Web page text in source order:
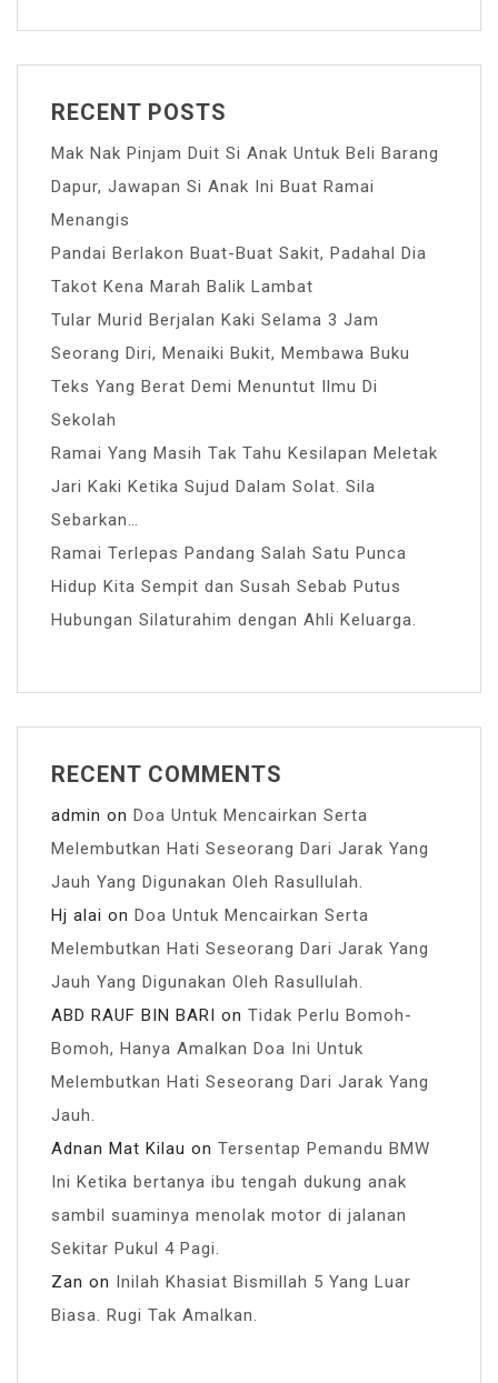
RECENT POSTS
Mak Nak Pinjam Duit Si Anak Untuk Beli Barang
Dapur, Jawapan Si Anak Ini Buat Ramai
Menangis
Pandai Berlakon Buat-Buat Sakit, Padahal Dia
Takot Kena Marah Balik Lambat
Tular Murid Berjalan Kaki Selama 3 Jam
Seorang Diri, Menaiki Bukit, Membawa Buku
Teks Yang Berat Demi Menuntut Ilmu Di
Sekolah
Ramai Yang Masih Tak Tahu Kesilapan Meletak
Jari Kaki Ketika Sujud Dalam Solat. Sila
Sebarkan…
Ramai Terlepas Pandang Salah Satu Punca
Hidup Kita Sempit dan Susah Sebab Putus
Hubungan Silaturahim dengan Ahli Keluarga.
RECENT COMMENTS
admin on Doa Untuk Mencairkan Serta
Melembutkan Hati Seseorang Dari Jarak Yang
Jauh Yang Digunakan Oleh Rasullulah.
Hj alai on Doa Untuk Mencairkan Serta
Melembutkan Hati Seseorang Dari Jarak Yang
Jauh Yang Digunakan Oleh Rasullulah.
ABD RAUF BIN BARI on Tidak Perlu Bomoh-
Bomoh, Hanya Amalkan Doa Ini Untuk
Melembutkan Hati Seseorang Dari Jarak Yang
Jauh.
Adnan Mat Kilau on Tersentap Pemandu BMW
Ini Ketika bertanya ibu tengah dukung anak
sambil suaminya menolak motor di jalanan
Sekitar Pukul 4 Pagi.
Zan on Inilah Khasiat Bismillah 5 Yang Luar
Biasa. Rugi Tak Amalkan.